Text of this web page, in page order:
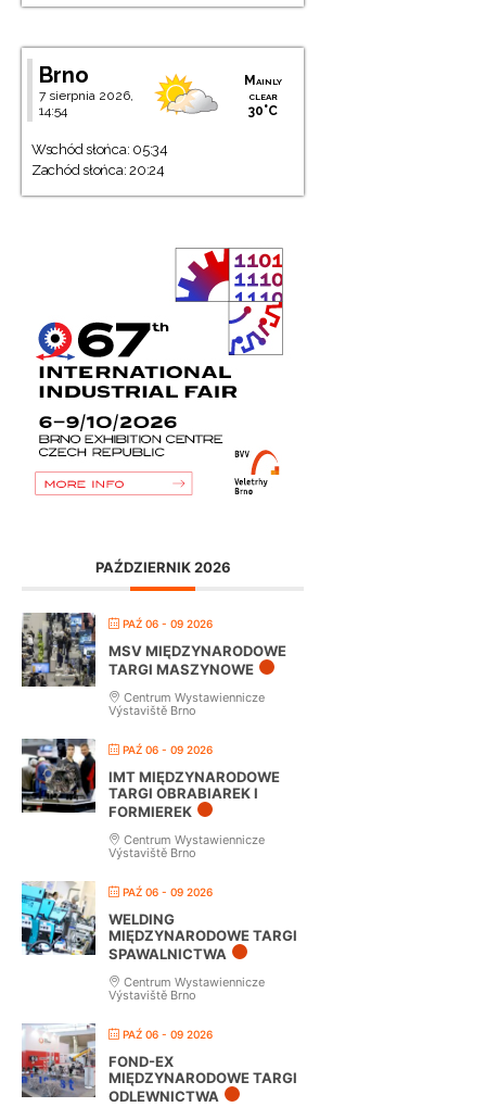
Brno
7 sierpnia 2026,
14:54
Mainly
clear
30°C
Wschód słońca: 05:34
Zachód słońca: 20:24
PAŹDZIERNIK 2026
PAŹ 06 - 09 2026
MSV MIĘDZYNARODOWE
TARGI MASZYNOWE
Centrum Wystawiennicze
Výstaviště Brno
PAŹ 06 - 09 2026
IMT MIĘDZYNARODOWE
TARGI OBRABIAREK I
FORMIEREK
Centrum Wystawiennicze
Výstaviště Brno
PAŹ 06 - 09 2026
WELDING
MIĘDZYNARODOWE TARGI
SPAWALNICTWA
Centrum Wystawiennicze
Výstaviště Brno
PAŹ 06 - 09 2026
FOND-EX
MIĘDZYNARODOWE TARGI
ODLEWNICTWA